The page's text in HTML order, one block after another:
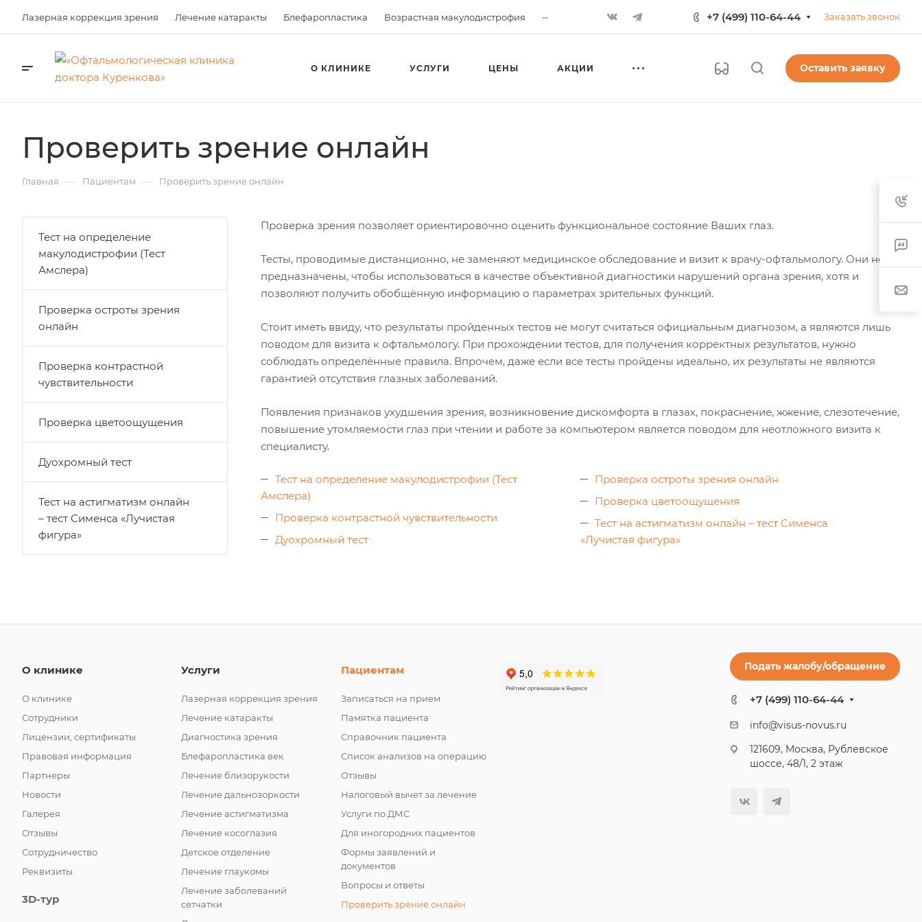
Лазерная коррекция зрения Лечение катаракты Блефаропластика Возрастная макулодистрофия ... +7 (499) 110-64-44 Заказать звонок
О КЛИНИКЕ УСЛУГИ ЦЕНЫ АКЦИИ Оставить заявку
Проверить зрение онлайн
Главная — Пациентам — Проверить зрение онлайн
Проверка зрения позволяет ориентировочно оценить функциональное состояние Ваших глаз.
Тесты, проводимые дистанционно, не заменяют медицинское обследование и визит к врачу-офтальмологу. Они не
предназначены, чтобы использоваться в качестве объективной диагностики нарушений органа зрения, хотя и
позволяют получить обобщённую информацию о параметрах зрительных функций.
Стоит иметь ввиду, что результаты пройденных тестов не могут считаться официальным диагнозом, а являются лишь
поводом для визита к офтальмологу. При прохождении тестов, для получения корректных результатов, нужно
соблюдать определённые правила. Впрочем, даже если все тесты пройдены идеально, их результаты не являются
гарантией отсутствия глазных заболеваний.
Появления признаков ухудшения зрения, возникновение дискомфорта в глазах, покраснение, жжение, слезотечение,
повышение утомляемости глаз при чтении и работе за компьютером является поводом для неотложного визита к
специалисту.
Тест на определение макулодистрофии (Тест
Амслера)
Проверка контрастной чувствительности
Дуохромный тест
Проверка остроты зрения онлайн
Проверка цветоощущения
Тест на астигматизм онлайн – тест Сименса
«Лучистая фигура»
Тест на определение
макулодистрофии (Тест
Амслера)
Проверка остроты зрения
онлайн
Проверка контрастной
чувствительности
Проверка цветоощущения
Дуохромный тест
Тест на астигматизм онлайн
– тест Сименса «Лучистая
фигура»
О клинике
О клинике
Сотрудники
Лицензии, сертификаты
Правовая информация
Партнеры
Новости
Галерея
Отзывы
Сотрудничество
Реквизиты
3D-тур
Услуги
Лазерная коррекция зрения
Лечение катаракты
Диагностика зрения
Блефаропластика век
Лечение близорукости
Лечение дальнозоркости
Лечение астигматизма
Лечение косоглазия
Детское отделение
Лечение глаукомы
Лечение заболеваний
сетчатки
Пациентам
Записаться на прием
Памятка пациента
Справочник пациента
Список анализов на операцию
Отзывы
Налоговый вычет за лечение
Услуги по ДМС
Для иногородних пациентов
Формы заявлений и
документов
Вопросы и ответы
Проверить зрение онлайн
Подать жалобу/обращение
+7 (499) 110-64-44
info@visus-novus.ru
121609, Москва, Рублевское
шоссе, 48/1, 2 этаж